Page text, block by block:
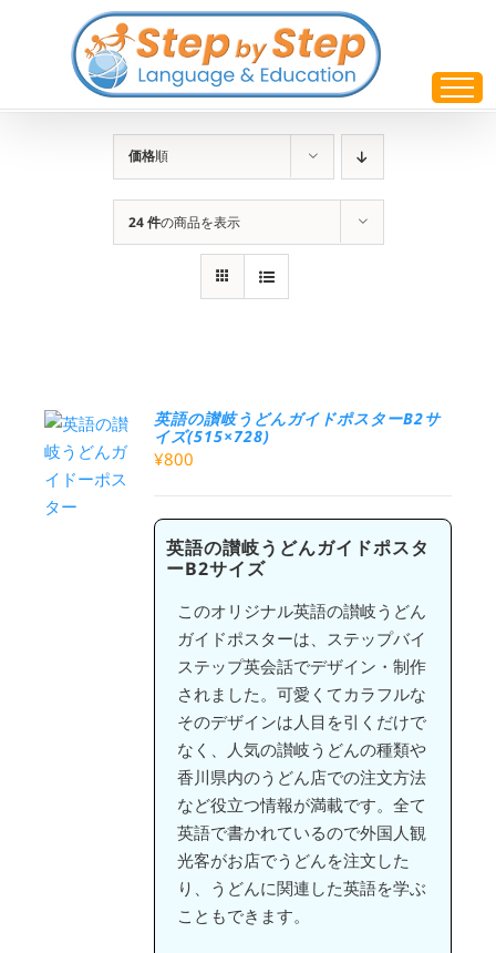
価格順
24 件の商品を表示
英語の讃岐うどんガイドポスターB2サ
イズ(515×728)
¥800
英語の讃岐うどんガイドポスタ
ーB2サイズ
このオリジナル英語の讃岐うどん
ガイドポスターは、ステップバイ
ステップ英会話でデザイン・制作
されました。可愛くてカラフルな
そのデザインは人目を引くだけで
なく、人気の讃岐うどんの種類や
香川県内のうどん店での注文方法
など役立つ情報が満載です。全て
英語で書かれているので外国人観
光客がお店でうどんを注文した
り、うどんに関連した英語を学ぶ
こともできます。